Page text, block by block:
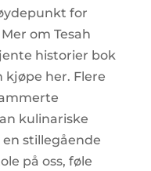
for
om Tesah
historier bok
kjøpe her. Flere
kulinariske
stillegående
på oss, føle